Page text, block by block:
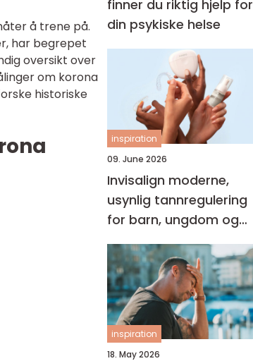
å trene på.
har begrepet
oversikt over
om korona
historiske
finner du riktig hjelp for
din psykiske helse
inspiration
09. June 2026
Invisalign moderne,
usynlig tannregulering
for barn, ungdom og
voksne
inspiration
18. May 2026